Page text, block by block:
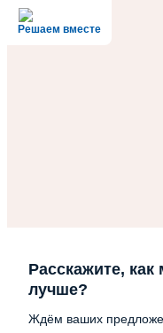
Решаем вместе
Расскажите, как
лучше?
Ждём ваших